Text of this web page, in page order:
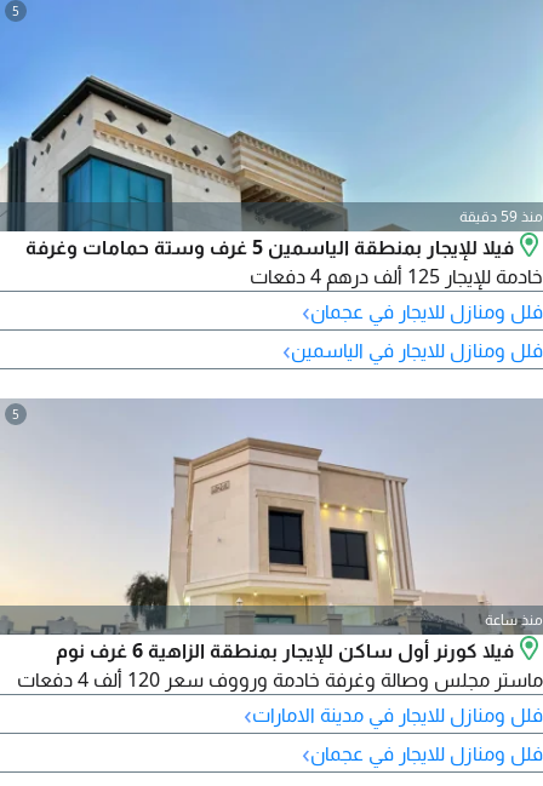
5
منذ 59 دقيقة
فيلا للإيجار بمنطقة الياسمين 5 غرف وستة حمامات وغرفة
خادمة للإيجار 125 ألف درهم 4 دفعات
فلل ومنازل للايجار في عجمان›
فلل ومنازل للايجار في الياسمين›
5
منذ ساعة
فيلا كورنر أول ساكن للإيجار بمنطقة الزاهية 6 غرف نوم
ماستر مجلس وصالة وغرفة خادمة ورووف سعر 120 ألف 4 دفعات
فلل ومنازل للايجار في مدينة الامارات›
فلل ومنازل للايجار في عجمان›